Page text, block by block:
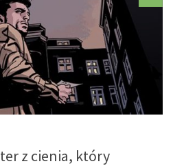
z cienia, który